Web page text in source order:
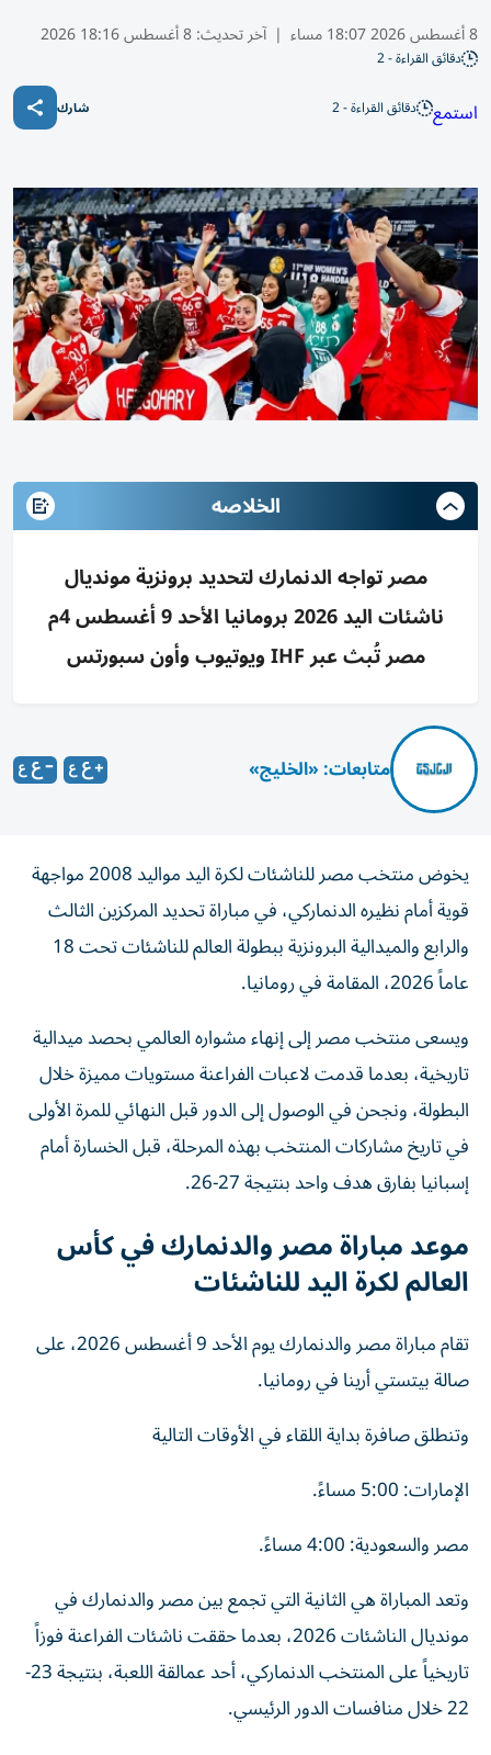
8 أغسطس 2026 18:07 مساء | آخر تحديث:8 أغسطس 18:16 2026
دقائق القراءة - 2
استمع دقائق القراءة - 2 شارك
الخلاصه
مصر تواجه الدنمارك لتحديد برونزية مونديال
ناشئات اليد 2026 برومانيا الأحد 9 أغسطس 4م
مصر تُبث عبر IHF ويوتيوب وأون سبورتس
متابعات: «الخليج»
يخوض منتخب مصر للناشئات لكرة اليد مواليد 2008 مواجهة
قوية أمام نظيره الدنماركي، في مباراة تحديد المركزين الثالث
والرابع والميدالية البرونزية ببطولة العالم للناشئات تحت 18
عاماً 2026، المقامة في رومانيا.
ويسعى منتخب مصر إلى إنهاء مشواره العالمي بحصد ميدالية
تاريخية، بعدما قدمت لاعبات الفراعنة مستويات مميزة خلال
البطولة، ونجحن في الوصول إلى الدور قبل النهائي للمرة الأولى
في تاريخ مشاركات المنتخب بهذه المرحلة، قبل الخسارة أمام
إسبانيا بفارق هدف واحد بنتيجة 27-26.
موعد مباراة مصر والدنمارك في كأس
العالم لكرة اليد للناشئات
تقام مباراة مصر والدنمارك يوم الأحد 9 أغسطس 2026، على
صالة بيتستي أرينا في رومانيا.
وتنطلق صافرة بداية اللقاء في الأوقات التالية
الإمارات: 5:00 مساءً.
مصر والسعودية: 4:00 مساءً.
وتعد المباراة هي الثانية التي تجمع بين مصر والدنمارك في
مونديال الناشئات 2026، بعدما حققت ناشئات الفراعنة فوزاً
تاريخياً على المنتخب الدنماركي، أحد عمالقة اللعبة، بنتيجة 23-
22 خلال منافسات الدور الرئيسي.